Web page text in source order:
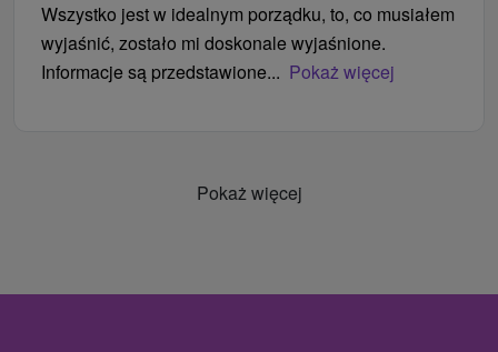
Wszystko jest w idealnym porządku, to, co musiałem
wyjaśnić, zostało mi doskonale wyjaśnione.
Informacje są przedstawione... Pokaż więcej
Pokaż więcej